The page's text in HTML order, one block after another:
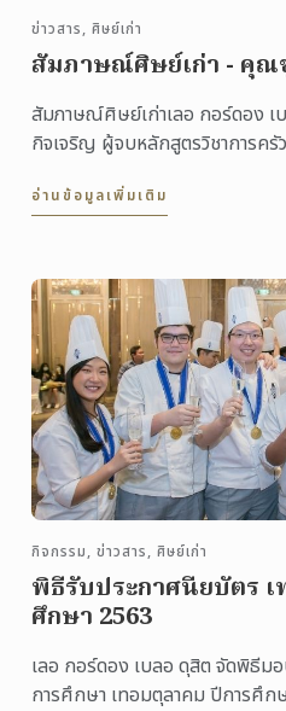
ข่าวสาร, ศิษย์เก่า
สัมภาษณ์ศิษย์เก่า - คุณ
สัมภาษณ์ศิษย์เก่าเลอ กอร์ดอง
กิจเจริญ ผู้จบหลักสูตรวิชาการค
อ่านข้อมูลเพิ่มเติม
กิจกรรม, ข่าวสาร, ศิษย์เก่า
พิธีรับประกาศนียบัตร
ศึกษา 2563
เลอ กอร์ดอง เบลอ ดุสิต จัดพิธีม
การศึกษา เทอมตุลาคม ปีการศึก